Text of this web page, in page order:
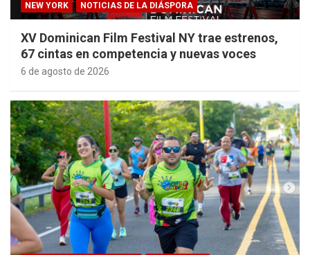
NEW YORK NOTICIAS DE LA DIÁSPORA
XV Dominican Film Festival NY trae estrenos,
67 cintas en competencia y nuevas voces
6 de agosto de 2026